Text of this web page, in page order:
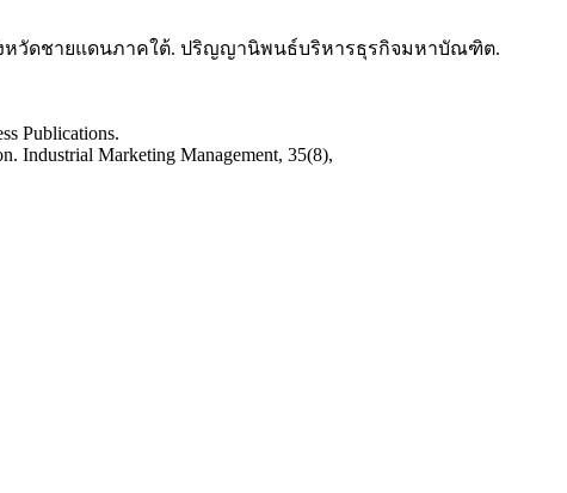
หวัดชายแดนภาคใต้. ปริญญานิพนธ์บริหารธุรกิจมหาบัณฑิต.
Publications.
Industrial Marketing Management, 35(8),